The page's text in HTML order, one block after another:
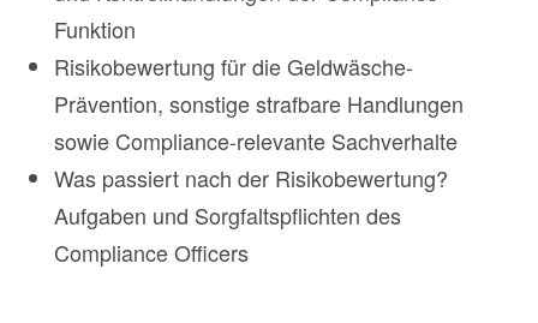
Funktion
Risikobewertung für die Geldwäsche-
Prävention, sonstige strafbare Handlungen
sowie Compliance-relevante Sachverhalte
Was passiert nach der Risikobewertung?
Aufgaben und Sorgfaltspflichten des
Compliance Officers